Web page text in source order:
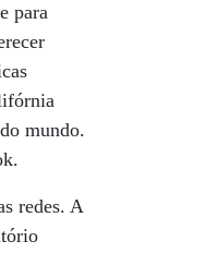
para
mundo.
redes. A